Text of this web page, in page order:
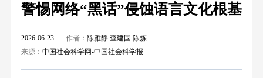
警惕网络“黑话”侵蚀语言文化根基
2026-06-23 作者： 陈雅静 查建国 陈炼
来源： 中国社会科学网-中国社会科学报